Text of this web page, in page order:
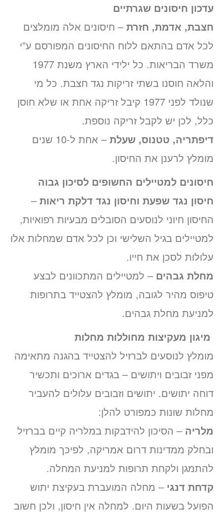
עדכון חיסונים שגרתיים
חצבת, אדמת, חזרת – חיסונים אלה מומלצים
לכל אדם בהתאם ללוח החיסונים המפורסם ע”י
משרד הבריאות. כל ילידי הארץ משנת 1977
והלאה חוסנו בשתי זריקות נגד חצבת. כל מי
שנולד לפני 1977 קיבל זריקה אחת או שלא חוסן
כלל, לכן יש לקבל זריקה נוספת.
דיפתריה, טטנוס, שעלת
– אחת ל-10 שנים
מומלץ לרענן את החיסון.
חיסונים למטיילים החשופים לסיכון גבוה
חיסון נגד שפעת וחיסון נגד דלקת ריאות –
החיסון חיוני לנוסעים הסובלים מבעיות רפואיות,
למטיילים בגיל השלישי וכן לכל אדם שמחלות אלו
עלולות לסכן את חייו.
מחלת גבהים – למטיילים המתכוונים לבצע
טיפוס מהיר לגובה, מומלץ להצטייד בתרופות
למניעת מחלת גבהים.
מיגון מעקיצות מחוללות מחלות
מומלץ לנוסעים לברזיל להצטייד בהגנה מתאימה
מפני זבובים ויתושים – בגדים ארוכים ותכשיר
דוחה יתושים. יתושים וזבובים עלולים להעביר
מחלות שונות כמפורט להלן:
מלריה – הסיכון להידבקות במלריה קיים בברזיל
ובחלק ממדינות דרום אמריקה, לפיכך מומלץ
להתמגן ולקחת תרופות למניעת המחלה.
קדחת דנגי – מחלה המועברת בעקיצת יתוש
הפועל בשעות היום. למחלה אין חיסון, ולכן חשוב